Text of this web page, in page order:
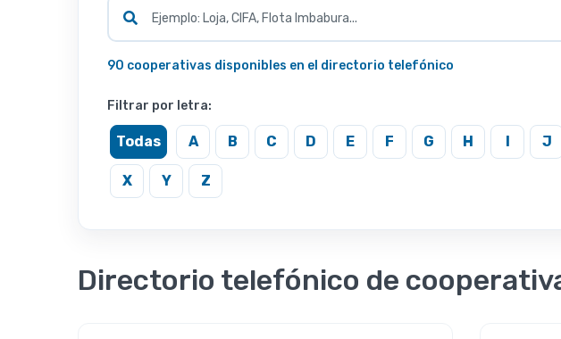
90 cooperativas disponibles en el directorio telefónico
Filtrar por letra:
Todas A B C D E F G H I J
X Y Z
Directorio telefónico de